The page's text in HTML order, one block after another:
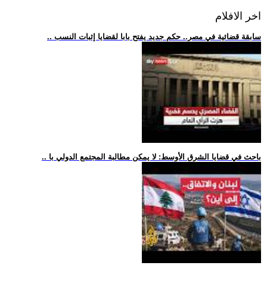
اخر الافلام
.. سابقة قضائية في مصر.. حكم جديد يفتح بابا لقضايا إثبات النسب
.. باحث في قضايا الشرق الأوسط: لا يمكن مطالبة المجتمع الدولي با